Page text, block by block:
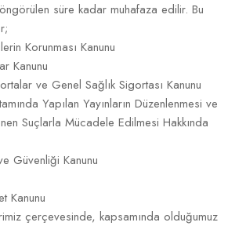
süre kadar muhafaza edilir. Bu
Korunması Kanunu
Kanunu
ve Genel Sağlık Sigortası Kanunu
Yapılan Yayınların Düzenlenmesi ve
Suçlarla Mücadele Edilmesi Hakkında
Güvenliği Kanunu
Kanunu
çerçevesinde, kapsamında olduğumuz